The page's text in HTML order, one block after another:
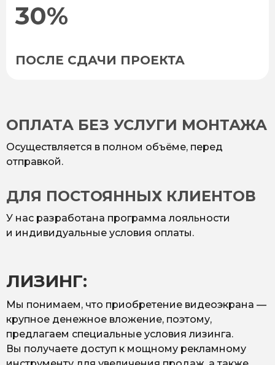
30%
ПОСЛЕ СДАЧИ ПРОЕКТА
ОПЛАТА БЕЗ УСЛУГИ МОНТАЖА
Осуществляется в полном объёме, перед
отправкой.
ДЛЯ ПОСТОЯННЫХ КЛИЕНТОВ
У нас разработана программа лояльности
и индивидуальные условия оплаты.
ЛИЗИНГ:
Мы понимаем, что приобретение видеоэкрана —
крупное денежное вложение, поэтому,
предлагаем специальные условия лизинга.
Вы получаете доступ к мощному рекламному